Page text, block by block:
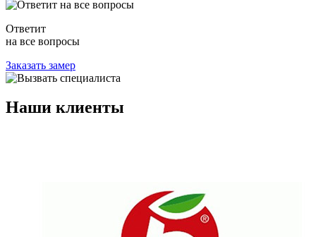
Ответит
на все вопросы
Заказать замер
Наши клиенты